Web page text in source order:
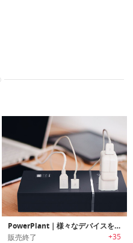
PowerPlant｜様々なデバイスを充電可能なポータブルユニバーサルチャージャー「パワープラント」
販売終了 +35